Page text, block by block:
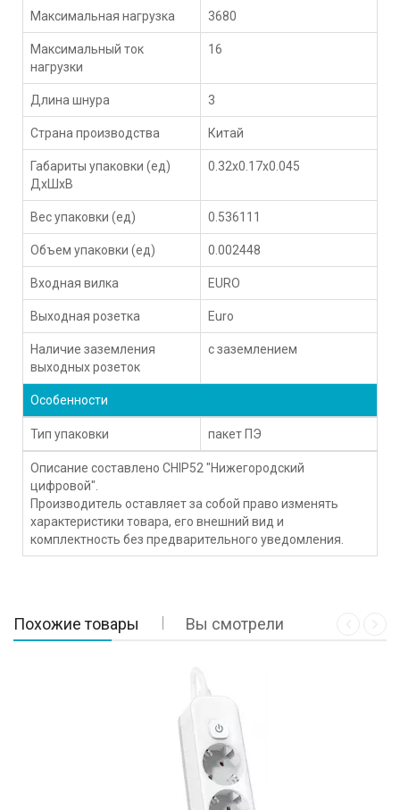
Максимальная нагрузка 3680
Максимальный ток
нагрузки
16
Длина шнура 3
Страна производства Китай
Габариты упаковки (ед)
ДхШхВ
0.32x0.17x0.045
Вес упаковки (ед) 0.536111
Объем упаковки (ед) 0.002448
Входная вилка EURO
Выходная розетка Euro
Наличие заземления
выходных розеток
с заземлением
Особенности
Тип упаковки пакет ПЭ
Описание составлено CHIP52 "Нижегородский
цифровой".
Производитель оставляет за собой право изменять
характеристики товара, его внешний вид и
комплектность без предварительного уведомления.
Похожие товары Вы смотрели